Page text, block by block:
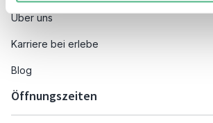
Über uns
Karriere bei erlebe
Blog
Öffnungszeiten